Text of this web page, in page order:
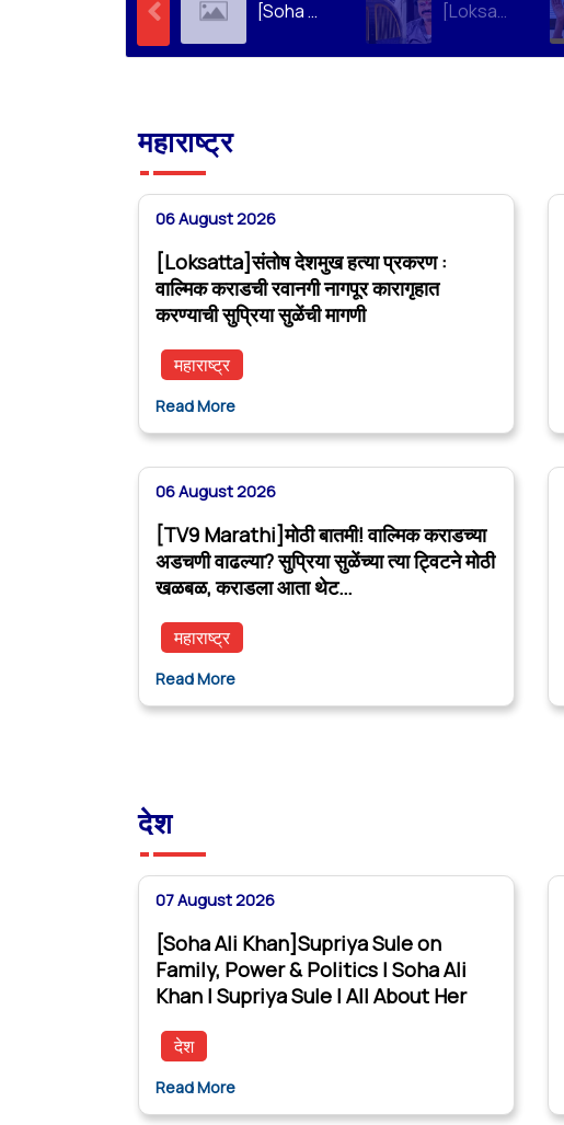
[Soha Ali Khan]Supriya Sule on Family, Power & Politics | Soha Ali Khan | Supriya Sule | All About Her [Loksatta]संतोष देशमुख हत्या प्रकरण : वाल्मिक कराडची रवानगी नागपूर कारागृहात करण्याची सुप्रिया सुळेंची मागणी
महाराष्ट्र
06 August 2026
[Loksatta]संतोष देशमुख हत्या प्रकरण :
वाल्मिक कराडची रवानगी नागपूर कारागृहात
करण्याची सुप्रिया सुळेंची मागणी
महाराष्ट्र
Read More
06 August 2026
[TV9 Marathi]मोठी बातमी! वाल्मिक कराडच्या
अडचणी वाढल्या? सुप्रिया सुळेंच्या त्या ट्विटने मोठी
खळबळ, कराडला आता थेट…
महाराष्ट्र
Read More
देश
07 August 2026
[Soha Ali Khan]Supriya Sule on
Family, Power & Politics | Soha Ali
Khan | Supriya Sule | All About Her
देश
Read More